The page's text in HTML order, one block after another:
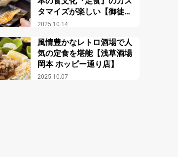
2025.10.14
タマイズが楽しい【御徒町
小町食堂】
2025.10.07
風情豊かなレトロ酒場で人
気の定食を堪能【浅草酒場
岡本 ホッピー通り店】